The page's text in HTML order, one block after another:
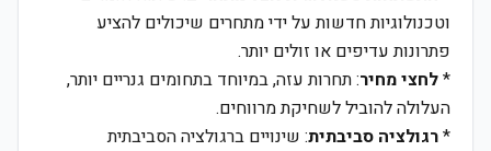
וטכנולוגיות חדשות על ידי מתחרים שיכולים להציע
פתרונות עדיפים או זולים יותר.
*לחצי מחיר: תחרות עזה, במיוחד בתחומים גנריים יותר,
העלולה להוביל לשחיקת מרווחים.
*רגולציה סביבתית: שינויים ברגולציה הסביבתית